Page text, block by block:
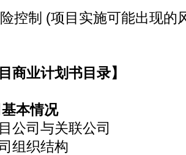
制 (项目实施可能出现的
商业计划书目录】
本情况
司与关联公司
织结构